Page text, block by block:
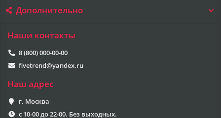
Дополнительно
Наши контакты
8 (800) 000-00-00
fivetrend@yandex.ru
Наш адрес
г. Москва
с 10-00 до 22-00. Без выходных.